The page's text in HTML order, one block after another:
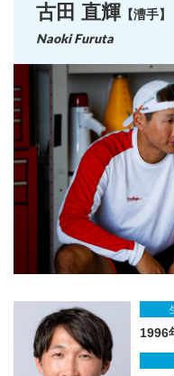
古田 直輝 【漕手】
Naoki Furuta
1996